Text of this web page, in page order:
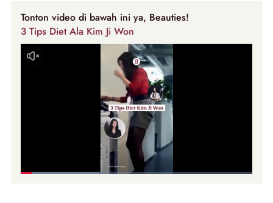
Tonton video di bawah ini ya, Beauties!
3 Tips Diet Ala Kim Ji Won